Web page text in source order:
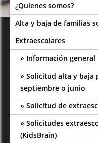
¿Quienes somos?
Alta y baja de familias
Extraescolares
Información general
Solicitud alta y baja
septiembre o junio
Solicitud de
Solicitudes
(KidsBrain)